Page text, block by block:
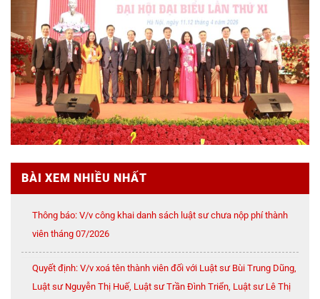
BÀI XEM NHIỀU NHẤT
Thông báo: V/v công khai danh sách luật sư chưa nộp phí thành
viên tháng 07/2026
Quyết định: V/v xoá tên thành viên đối với Luật sư Bùi Trung Dũng,
Luật sư Nguyễn Thị Huế, Luật sư Trần Đình Triển, Luật sư Lê Thị